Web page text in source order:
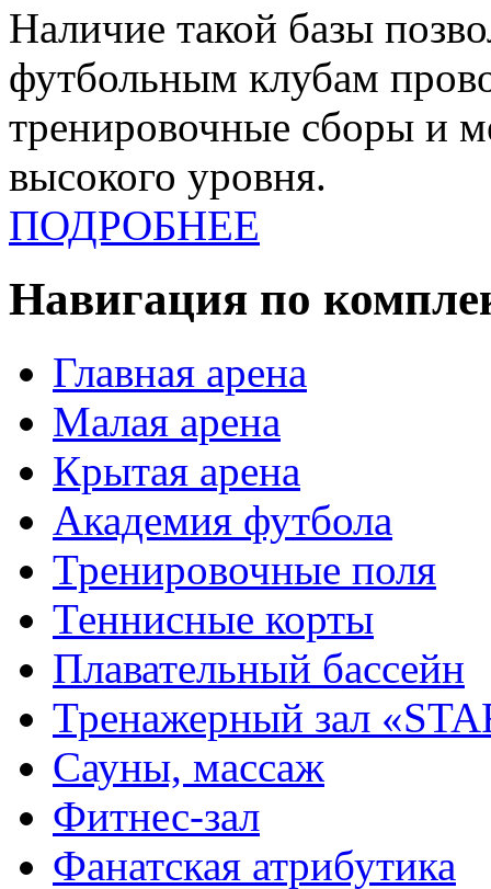
Наличие такой базы
футбольным клубам
тренировочные сборы и
высокого уровня.
ПОДРОБНЕЕ
Навигация по
Главная арена
Малая арена
Крытая арена
Академия футбола
Тренировочные поля
Теннисные корты
Плавательный бассейн
Тренажерный зал
Сауны, массаж
Фитнес-зал
Фанатская атрибутика